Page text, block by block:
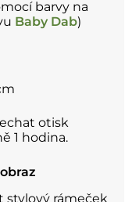
barvy na
Baby Dab)
otisk
1 hodina.
rámeček